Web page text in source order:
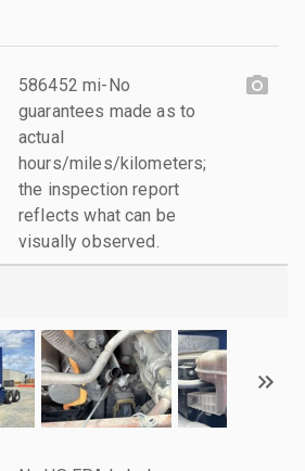
586452 mi-No
guarantees made as to
actual
hours/miles/kilometers;
the inspection report
reflects what can be
visually observed.